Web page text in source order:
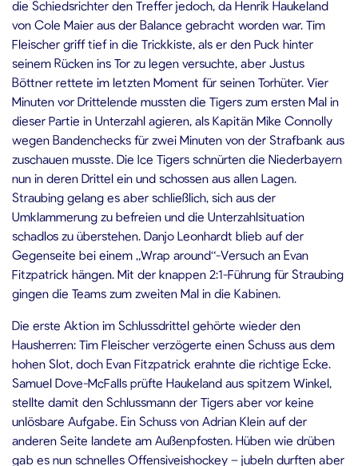
die Schiedsrichter den Treffer jedoch, da Henrik Haukeland
von Cole Maier aus der Balance gebracht worden war. Tim
Fleischer griff tief in die Trickkiste, als er den Puck hinter
seinem Rücken ins Tor zu legen versuchte, aber Justus
Böttner rettete im letzten Moment für seinen Torhüter. Vier
Minuten vor Drittelende mussten die Tigers zum ersten Mal in
dieser Partie in Unterzahl agieren, als Kapitän Mike Connolly
wegen Bandenchecks für zwei Minuten von der Strafbank aus
zuschauen musste. Die Ice Tigers schnürten die Niederbayern
nun in deren Drittel ein und schossen aus allen Lagen.
Straubing gelang es aber schließlich, sich aus der
Umklammerung zu befreien und die Unterzahlsituation
schadlos zu überstehen. Danjo Leonhardt blieb auf der
Gegenseite bei einem „Wrap around“-Versuch an Evan
Fitzpatrick hängen. Mit der knappen 2:1-Führung für Straubing
gingen die Teams zum zweiten Mal in die Kabinen.
Die erste Aktion im Schlussdrittel gehörte wieder den
Hausherren: Tim Fleischer verzögerte einen Schuss aus dem
hohen Slot, doch Evan Fitzpatrick erahnte die richtige Ecke.
Samuel Dove-McFalls prüfte Haukeland aus spitzem Winkel,
stellte damit den Schlussmann der Tigers aber vor keine
unlösbare Aufgabe. Ein Schuss von Adrian Klein auf der
anderen Seite landete am Außenpfosten. Hüben wie drüben
gab es nun schnelles Offensiveishockey – jubeln durften aber